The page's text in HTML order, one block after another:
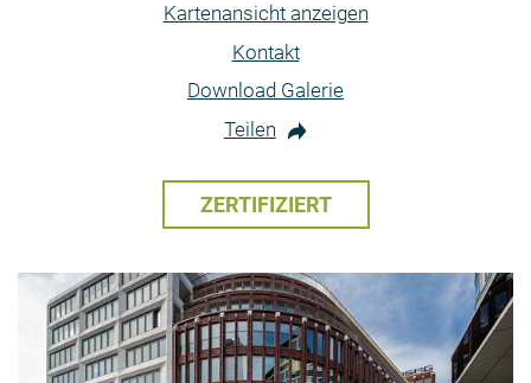
Kartenansicht anzeigen
Kontakt
Download Galerie
Teilen
ZERTIFIZIERT